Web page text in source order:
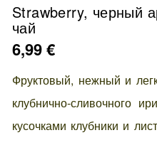
началу
галереи
изображений
Strawberry, черный
чай
6,99 €
Фруктовый, нежный и
клубнично-сливочного
кусочками клубники и